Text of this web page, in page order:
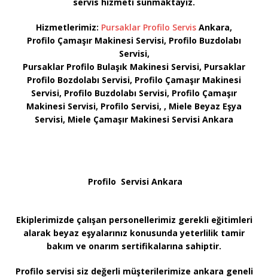
Hizmetlerimiz: Pursaklar Profilo Servis Ankara,
Profilo Çamaşır Makinesi Servisi, Profilo Buzdolabı
Servisi,
Pursaklar Profilo Bulaşık Makinesi Servisi, Pursaklar
Profilo Bozdolabı Servisi, Profilo Çamaşır Makinesi
Servisi, Profilo Buzdolabı Servisi, Profilo Çamaşır
Makinesi Servisi, Profilo Servisi, , Miele Beyaz Eşya
Servisi, Miele Çamaşır Makinesi Servisi Ankara
Profilo Servisi Ankara
Ekiplerimizde çalışan personellerimiz gerekli eğitimleri
alarak beyaz eşyalarınız konusunda yeterlilik tamir
bakım ve onarım sertifikalarına sahiptir.
Profilo servisi siz değerli müşterilerimize ankara geneli